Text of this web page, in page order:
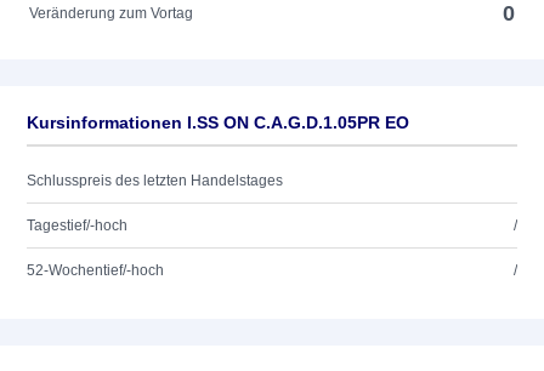
Veränderung zum Vortag 0
Kursinformationen I.SS ON C.A.G.D.1.05PR EO
Schlusspreis des letzten Handelstages
Tagestief/-hoch /
52-Wochentief/-hoch /